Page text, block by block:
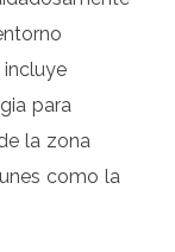
para
la zona
como la